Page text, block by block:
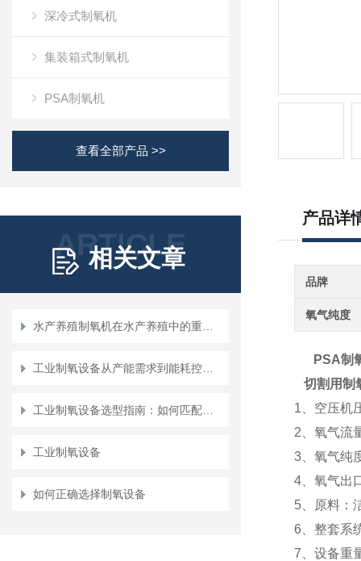
深冷式制氧机
集装箱式制氧机
PSA制氧机
查看全部产品 >>
ARTICLE
相关文章
工业制氧设备
如何正确选择制氧设备
产品详
品牌
氧气纯度
PSA制
切割用制
1、空压机
2、氧气流
3、氧气纯
4、氧气出
5、原料：
6、整套系
7、设备重